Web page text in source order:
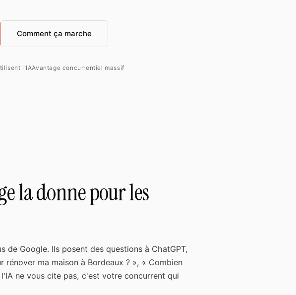
Comment ça marche
l'IAAvantage concurrentiel massif
la donne pour les
de Google. Ils posent des questions à ChatGPT,
rénover ma maison à Bordeaux ? », « Combien
ne vous cite pas, c'est votre concurrent qui